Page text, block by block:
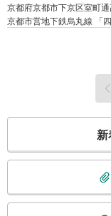
京都府京都市下京区室町
京都市営地下鉄烏丸線 「
検
件
新